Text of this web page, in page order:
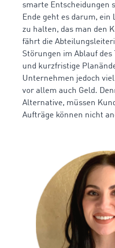
smarte Entscheidungen
Ende geht es darum,
zu halten, das man den
fährt die
Störungen im Ablauf des
und kurzfristige
Unternehmen jedoch
vor allem auch Geld.
Alternative, müssen
Aufträge können nicht